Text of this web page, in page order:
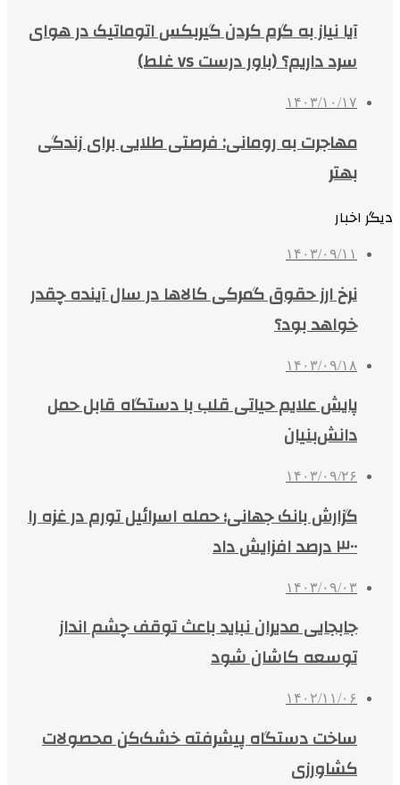
آیا نیاز به گرم کردن گیربکس اتوماتیک در هوای
سرد داریم؟ (باور درست vs غلط)
۱۴۰۳/۱۰/۱۷
مهاجرت به رومانی: فرصتی طلایی برای زندگی
بهتر
دیگر اخبار
۱۴۰۳/۰۹/۱۱
نرخ ارز حقوق گمرکی کالاها در سال آینده چقدر
خواهد بود؟
۱۴۰۳/۰۹/۱۸
پایش علایم حیاتی قلب با دستگاه قابل حمل
دانش‌بنیان
۱۴۰۳/۰۹/۲۶
گزارش بانک جهانی؛ حمله اسرائیل تورم در غزه را
۳۰۰ درصد افزایش داد
۱۴۰۳/۰۹/۰۳
جابجایی مدیران نباید باعث توقف چشم انداز
توسعه کاشان شود
۱۴۰۲/۱۱/۰۶
ساخت دستگاه پیشرفته خشک‌کن محصولات
کشاورزی